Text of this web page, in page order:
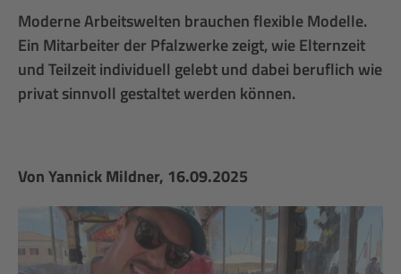
Moderne Arbeitswelten brauchen flexible Modelle.
Ein Mitarbeiter der Pfalzwerke zeigt, wie Elternzeit
und Teilzeit individuell gelebt und dabei beruflich wie
privat sinnvoll gestaltet werden können.
VonYannick Mildner, 16.09.2025